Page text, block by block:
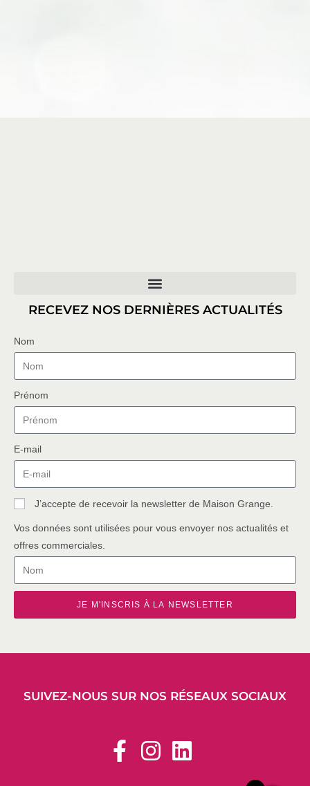
RECEVEZ NOS DERNIÈRES ACTUALITÉS
Nom
Prénom
E-mail
J’accepte de recevoir la newsletter de Maison Grange.
Vos données sont utilisées pour vous envoyer nos actualités et
offres commerciales.
JE M'INSCRIS À LA NEWSLETTER
SUIVEZ-NOUS SUR NOS RÉSEAUX SOCIAUX